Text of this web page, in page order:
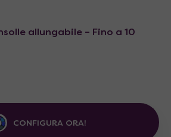
allungabile – Fino a 10
CONFIGURA ORA!